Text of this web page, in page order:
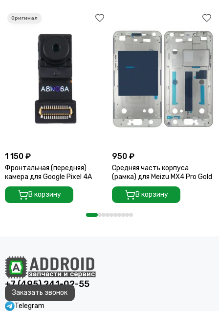
1 150 ₽
Фронтальная (передняя)
камера для Google Pixel 4A
В корзину
950 ₽
Средняя часть корпуса
(рамка) для Meizu MX4 Pro Gold
В корзину
+7 (495) 241-02-55
Заказать звонок
Telegram